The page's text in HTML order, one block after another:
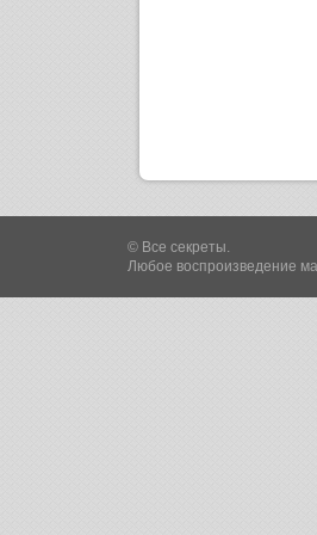
© Все секреты.
Любое воспроизведение